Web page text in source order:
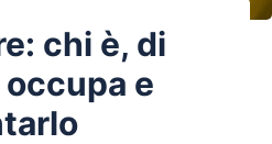
chi è, di
e